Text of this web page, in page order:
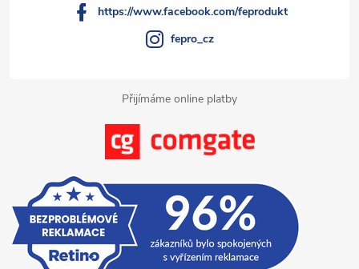
Přijímáme online platby
https://www.facebook.com/feprodukt
fepro_cz